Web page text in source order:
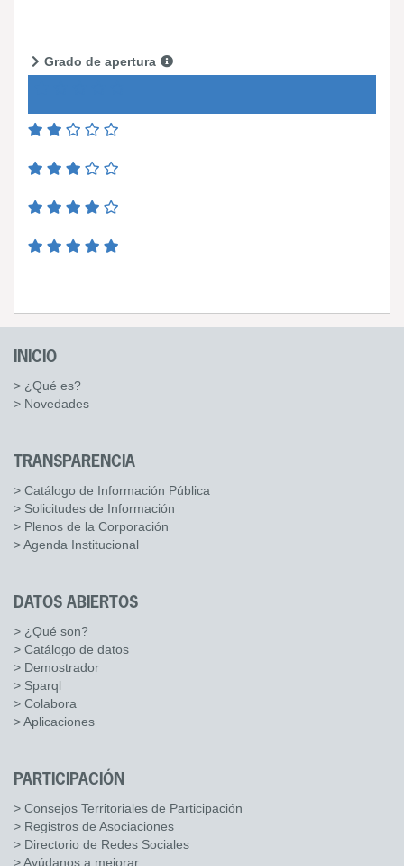
Grado de apertura
INICIO
> ¿Qué es?
> Novedades
TRANSPARENCIA
> Catálogo de Información Pública
> Solicitudes de Información
> Plenos de la Corporación
> Agenda Institucional
DATOS ABIERTOS
> ¿Qué son?
> Catálogo de datos
> Demostrador
> Sparql
> Colabora
> Aplicaciones
PARTICIPACIÓN
> Consejos Territoriales de Participación
> Registros de Asociaciones
> Directorio de Redes Sociales
> Ayúdanos a mejorar